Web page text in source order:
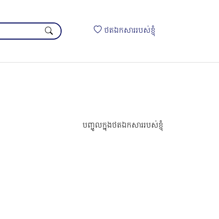
ថតឯកសាររបស់ខ្ញុំ
បញ្ចូលក្នុងថតឯកសាររបស់ខ្ញុំ